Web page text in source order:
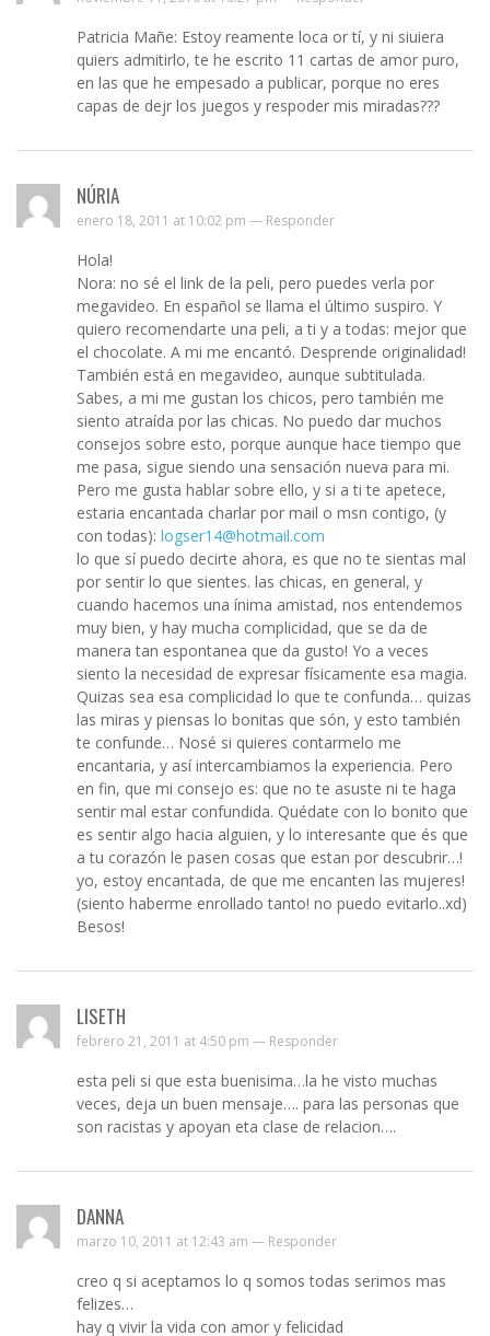
Patricia Mañe: Estoy reamente loca or tí, y ni siuiera
quiers admitirlo, te he escrito 11 cartas de amor puro,
en las que he empesado a publicar, porque no eres
capas de dejr los juegos y respoder mis miradas???
NÚRIA
enero 18, 2011 at 10:02 pm — Responder
Hola!
Nora: no sé el link de la peli, pero puedes verla por
megavideo. En español se llama el último suspiro. Y
quiero recomendarte una peli, a ti y a todas: mejor que
el chocolate. A mi me encantó. Desprende originalidad!
También está en megavideo, aunque subtitulada.
Sabes, a mi me gustan los chicos, pero también me
siento atraída por las chicas. No puedo dar muchos
consejos sobre esto, porque aunque hace tiempo que
me pasa, sigue siendo una sensación nueva para mi.
Pero me gusta hablar sobre ello, y si a ti te apetece,
estaria encantada charlar por mail o msn contigo, (y
con todas): logser14@hotmail.com
lo que sí puedo decirte ahora, es que no te sientas mal
por sentir lo que sientes. las chicas, en general, y
cuando hacemos una ínima amistad, nos entendemos
muy bien, y hay mucha complicidad, que se da de
manera tan espontanea que da gusto! Yo a veces
siento la necesidad de expresar físicamente esa magia.
Quizas sea esa complicidad lo que te confunda… quizas
las miras y piensas lo bonitas que són, y esto también
te confunde… Nosé si quieres contarmelo me
encantaria, y así intercambiamos la experiencia. Pero
en fin, que mi consejo es: que no te asuste ni te haga
sentir mal estar confundida. Quédate con lo bonito que
es sentir algo hacia alguien, y lo interesante que és que
a tu corazón le pasen cosas que estan por descubrir…!
yo, estoy encantada, de que me encanten las mujeres!
(siento haberme enrollado tanto! no puedo evitarlo..xd)
Besos!
LISETH
febrero 21, 2011 at 4:50 pm — Responder
esta peli si que esta buenisima…la he visto muchas
veces, deja un buen mensaje…. para las personas que
son racistas y apoyan eta clase de relacion….
DANNA
marzo 10, 2011 at 12:43 am — Responder
creo q si aceptamos lo q somos todas serimos mas
felizes…
hay q vivir la vida con amor y felicidad